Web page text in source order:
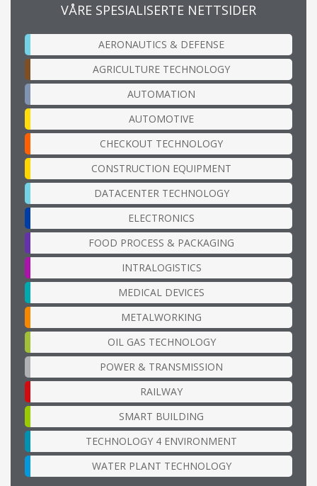
VÅRE SPESIALISERTE NETTSIDER
AERONAUTICS & DEFENSE
AGRICULTURE TECHNOLOGY
AUTOMATION
AUTOMOTIVE
CHECKOUT TECHNOLOGY
CONSTRUCTION EQUIPMENT
DATACENTER TECHNOLOGY
ELECTRONICS
FOOD PROCESS & PACKAGING
INTRALOGISTICS
MEDICAL DEVICES
METALWORKING
OIL GAS TECHNOLOGY
POWER & TRANSMISSION
RAILWAY
SMART BUILDING
TECHNOLOGY 4 ENVIRONMENT
WATER PLANT TECHNOLOGY